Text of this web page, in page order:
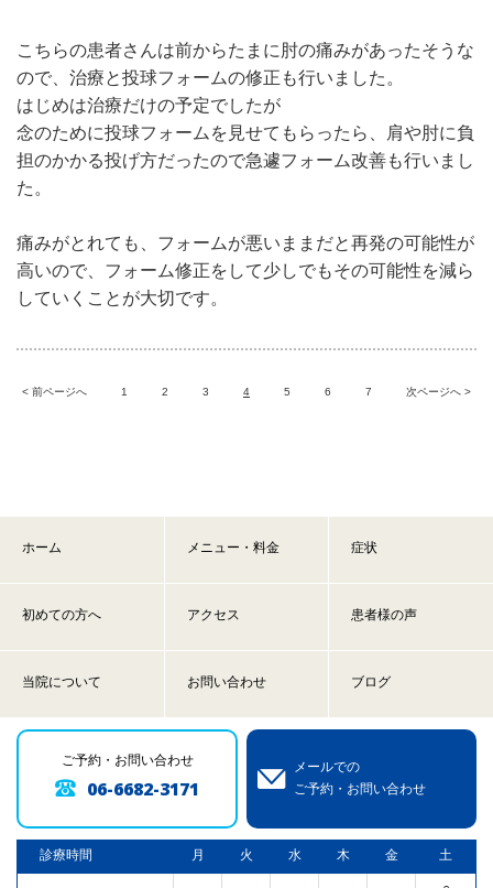
こちらの患者さんは前からたまに肘の痛みがあったそうな
ので、治療と投球フォームの修正も行いました。
はじめは治療だけの予定でしたが
念のために投球フォームを見せてもらったら、肩や肘に負
担のかかる投げ方だったので急遽フォーム改善も行いまし
た。
痛みがとれても、フォームが悪いままだと再発の可能性が
高いので、フォーム修正をして少しでもその可能性を減ら
していくことが大切です。
< 前ページへ 1 2 3 4 5 6 7 次ページへ >
ホーム メニュー・料金 症状
初めての方へ アクセス 患者様の声
当院について お問い合わせ ブログ
ご予約・お問い合わせ
06-6682-3171
メールでの
ご予約・お問い合わせ
診療時間 月 火 水 木 金
土